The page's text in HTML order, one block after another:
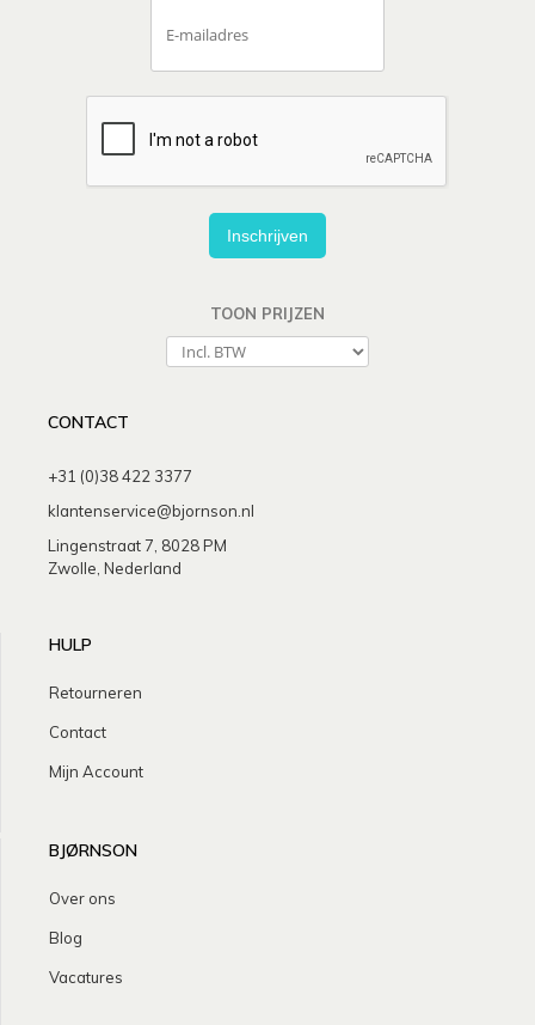
Inschrijven
TOON PRIJZEN
CONTACT
+31 (0)38 422 3377
klantenservice@bjornson.nl
Lingenstraat 7, 8028 PM
Zwolle, Nederland
HULP
Retourneren
Contact
Mijn Account
BJØRNSON
Over ons
Blog
Vacatures